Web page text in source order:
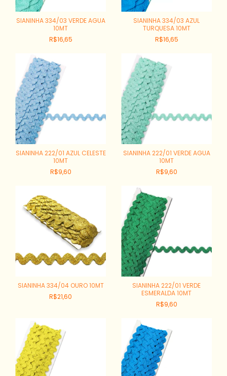
SIANINHA 334/03 VERDE AGUA
10MT
R$16,65
SIANINHA 334/03 AZUL
TURQUESA 10MT
R$16,65
SIANINHA 222/01 AZUL CELESTE
10MT
R$9,60
SIANINHA 222/01 VERDE AGUA
10MT
R$9,60
SIANINHA 334/04 OURO 10MT
R$21,60
SIANINHA 222/01 VERDE
ESMERALDA 10MT
R$9,60